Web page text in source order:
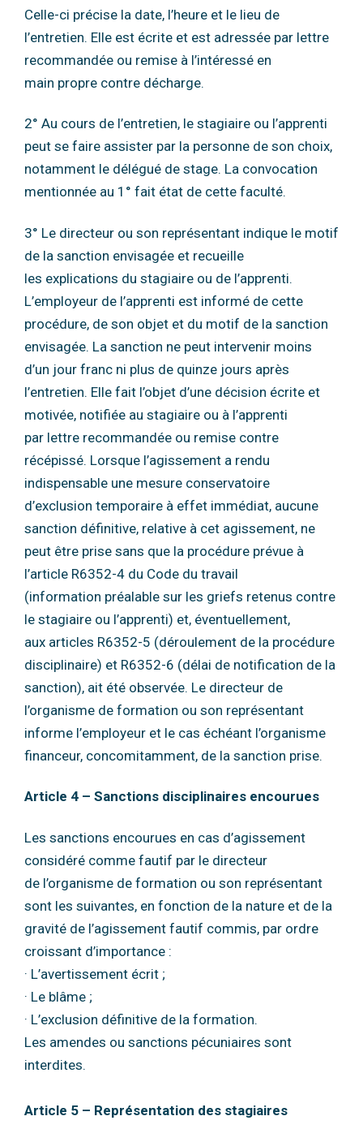
Celle-ci précise la date, l’heure et le lieu de
l’entretien. Elle est écrite et est adressée par lettre
recommandée ou remise à l’intéressé en
main propre contre décharge.
2° Au cours de l’entretien, le stagiaire ou l’apprenti
peut se faire assister par la personne de son choix,
notamment le délégué de stage. La convocation
mentionnée au 1° fait état de cette faculté.
3° Le directeur ou son représentant indique le motif
de la sanction envisagée et recueille
les explications du stagiaire ou de l’apprenti.
L’employeur de l’apprenti est informé de cette
procédure, de son objet et du motif de la sanction
envisagée. La sanction ne peut intervenir moins
d’un jour franc ni plus de quinze jours après
l’entretien. Elle fait l’objet d’une décision écrite et
motivée, notifiée au stagiaire ou à l’apprenti
par lettre recommandée ou remise contre
récépissé. Lorsque l’agissement a rendu
indispensable une mesure conservatoire
d’exclusion temporaire à effet immédiat, aucune
sanction définitive, relative à cet agissement, ne
peut être prise sans que la procédure prévue à
l’article R6352-4 du Code du travail
(information préalable sur les griefs retenus contre
le stagiaire ou l’apprenti) et, éventuellement,
aux articles R6352-5 (déroulement de la procédure
disciplinaire) et R6352-6 (délai de notification de la
sanction), ait été observée. Le directeur de
l’organisme de formation ou son représentant
informe l’employeur et le cas échéant l’organisme
financeur, concomitamment, de la sanction prise.
Article 4 – Sanctions disciplinaires encourues
Les sanctions encourues en cas d’agissement
considéré comme fautif par le directeur
de l’organisme de formation ou son représentant
sont les suivantes, en fonction de la nature et de la
gravité de l’agissement fautif commis, par ordre
croissant d’importance :
· L’avertissement écrit ;
· Le blâme ;
· L’exclusion définitive de la formation.
Les amendes ou sanctions pécuniaires sont
interdites.
Article 5 – Représentation des stagiaires